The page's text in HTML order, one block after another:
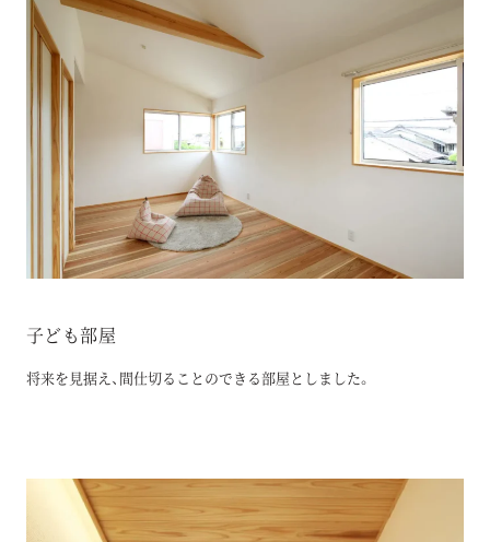
子ども部屋
将来を見据え、間仕切ることのできる部屋としました。